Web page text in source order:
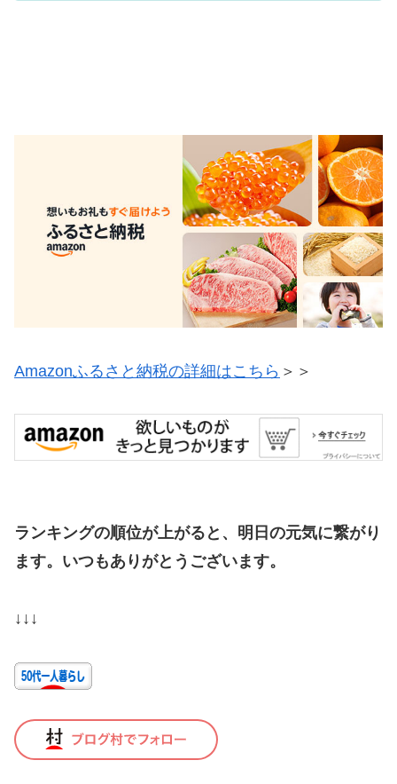
Amazonふるさと納税の詳細はこちら ＞＞
ランキングの順位が上がると、明日の元気に繋がり
ます。いつもありがとうございます。
↓↓↓